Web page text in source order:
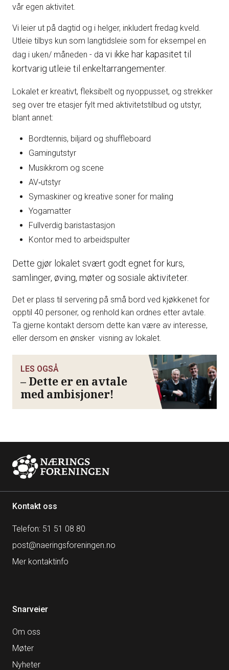
vår egen aktivitet.
Vi leier ut på dagtid og i helger, inkludert fredag kveld.
Utleie tilbys kun som langtidsleie som for eksempel en
dag i uken/ måneden - da vi ikke har kapasitet til
kortvarig utleie til enkeltarrangementer.
Lokalet er kreativt, fleksibelt og nyoppusset, og strekker
seg over tre etasjer fylt med aktivitetstilbud og utstyr,
blant annet:
Bordtennis, biljard og shuffleboard
Gamingutstyr
Musikkrom og scene
AV‑utstyr
Symaskiner og kreative soner for maling
Yogamatter
Fullverdig baristastasjon
Kontor med to arbeidspulter
Dette gjør lokalet svært godt egnet for kurs,
samlinger, øving, møter og sosiale aktiviteter.
Det er plass til servering på små bord ved kjøkkenet for
opptil 40 personer, og renhold kan ordnes etter avtale.
Ta gjerne kontakt dersom dette kan være av interesse,
eller dersom en ønsker visning av lokalet.
LES OGSÅ
– Dette er en avtale
med ambisjoner!
Kontakt oss
Telefon: 51 51 08 80
post@naeringsforeningen.no
Mer kontaktinfo
Snarveier
Om oss
Møter
Nyheter